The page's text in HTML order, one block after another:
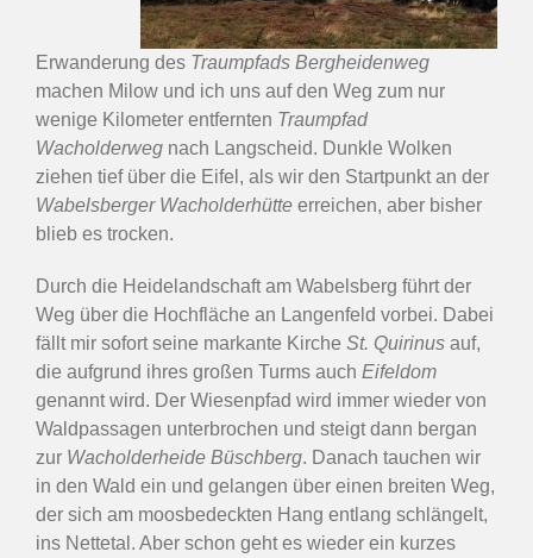
Erwanderung des Traumpfads Bergheidenweg
machen Milow und ich uns auf den Weg zum nur
wenige Kilometer entfernten Traumpfad
Wacholderweg nach Langscheid. Dunkle Wolken
ziehen tief über die Eifel, als wir den Startpunkt an der
Wabelsberger Wacholderhütte erreichen, aber bisher
blieb es trocken.
Durch die Heidelandschaft am Wabelsberg führt der
Weg über die Hochfläche an Langenfeld vorbei. Dabei
fällt mir sofort seine markante Kirche St. Quirinus auf,
die aufgrund ihres großen Turms auch Eifeldom
genannt wird. Der Wiesenpfad wird immer wieder von
Waldpassagen unterbrochen und steigt dann bergan
zur Wacholderheide Büschberg. Danach tauchen wir
in den Wald ein und gelangen über einen breiten Weg,
der sich am moosbedeckten Hang entlang schlängelt,
ins Nettetal. Aber schon geht es wieder ein kurzes